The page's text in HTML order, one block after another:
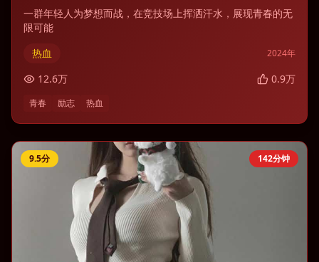
一群年轻人为梦想而战，在竞技场上挥洒汗水，展现青春的无
限可能
热血
2024年
12.6万 0.9万
青春 励志 热血
142分钟
9.5分